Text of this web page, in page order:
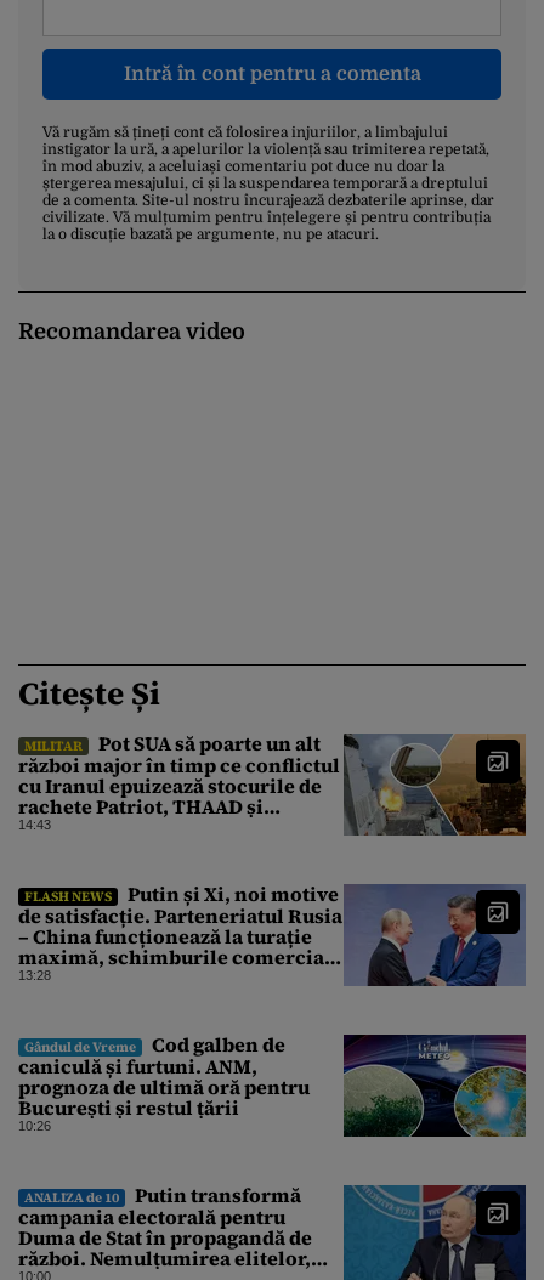
Intră în cont pentru a comenta
Vă rugăm să țineți cont că folosirea injuriilor, a limbajului
instigator la ură, a apelurilor la violență sau trimiterea repetată,
în mod abuziv, a aceluiași comentariu pot duce nu doar la
ștergerea mesajului, ci și la suspendarea temporară a dreptului
de a comenta. Site-ul nostru încurajează dezbaterile aprinse, dar
civilizate. Vă mulțumim pentru înțelegere și pentru contribuția
la o discuție bazată pe argumente, nu pe atacuri.
Recomandarea video
Citește Și
MILITAR
Pot SUA să poarte un alt
război major în timp ce conflictul
cu Iranul epuizează stocurile de
rachete Patriot, THAAD și
Tomahawk?
14:43
FLASH NEWS
Putin și Xi, noi motive
de satisfacție. Parteneriatul Rusia
– China funcționează la turație
maximă, schimburile comerciale
ating niveluri record
13:28
Gândul de Vreme
Cod galben de
caniculă și furtuni. ANM,
prognoza de ultimă oră pentru
București și restul țării
10:26
ANALIZA de 10
Putin transformă
campania electorală pentru
Duma de Stat în propagandă de
război. Nemulțumirea elitelor,
10:00